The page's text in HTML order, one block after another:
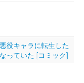
役キャラに転生した
っていた [コミック]